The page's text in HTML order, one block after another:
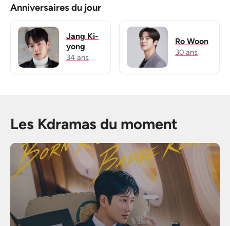
Anniversaires du jour
Jang Ki-
yong
34 ans
Ro Woon
30 ans
Les Kdramas du moment